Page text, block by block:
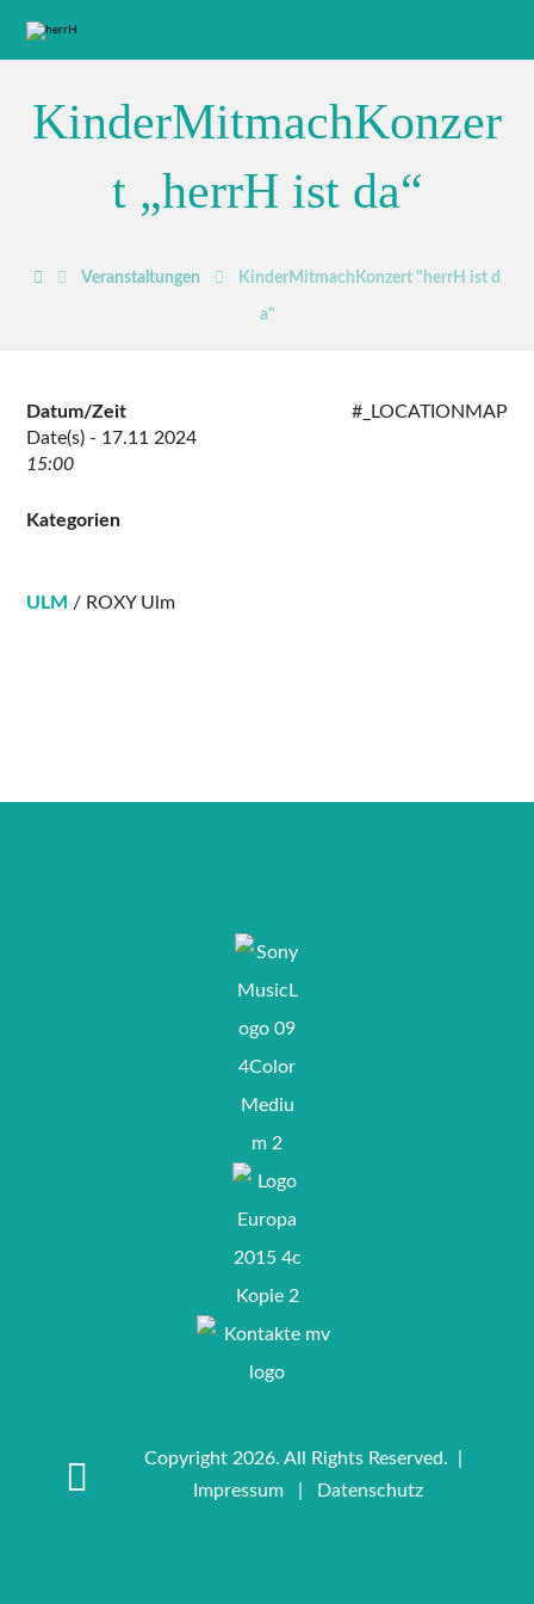
KinderMitmachKonzer
t „herrH ist da“
Veranstaltungen KinderMitmachKonzert "herrH ist d
a"
#_LOCATIONMAP
Datum/Zeit
Date(s) - 17.11 2024
15:00
Kategorien
ULM / ROXY Ulm
Copyright 2026. All Rights Reserved. |
Impressum| Datenschutz